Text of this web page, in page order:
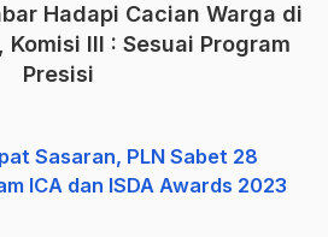
Hadapi Cacian Warga di
Komisi III : Sesuai Program
Presisi
Sasaran, PLN Sabet 28
ICA dan ISDA Awards 2023